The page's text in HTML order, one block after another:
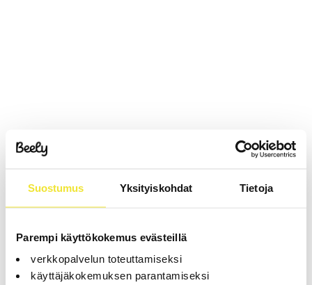
Suostumus Yksityiskohdat Tietoja
Parempi käyttökokemus evästeillä
verkkopalvelun toteuttamiseksi
käyttäjäkokemuksen parantamiseksi